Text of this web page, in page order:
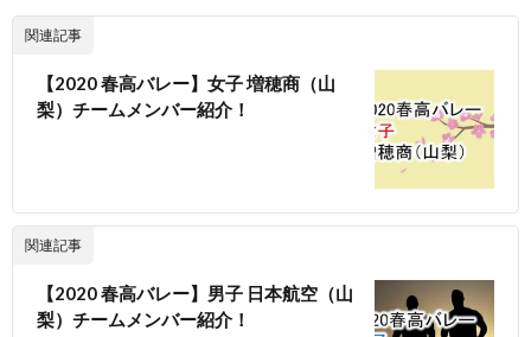
関連記事
【2020 春高バレー】女子 増穂商（山
梨）チームメンバー紹介！
関連記事
【2020 春高バレー】男子 日本航空（山
梨）チームメンバー紹介！